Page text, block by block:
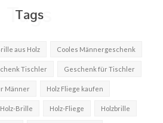
Tags
Tags
aus Holz Cooles Männergeschenk
Tischler Geschenk für Tischler
Männer Holz Fliege kaufen
Holz-Brille Holz-Fliege Holzbrille